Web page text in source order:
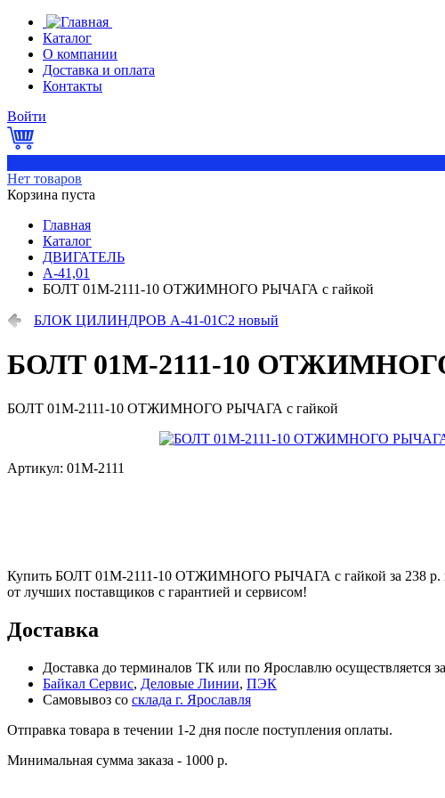
Каталог
О компании
Доставка и оплата
Контакты
Войти
Нет товаров
Корзина пуста
Главная
Каталог
ДВИГАТЕЛЬ
А-41,01
БОЛТ 01М-2111-10 ОТЖИМНОГО РЫЧАГА с гайкой
БЛОК ЦИЛИНДРОВ А-41-01С2 новый
БОЛТ 01М-2111-10
БОЛТ 01М-2111-10 ОТЖИМНОГО РЫЧАГА с гайкой
Артикул: 01М-2111
Купить БОЛТ 01М-2111-10 ОТЖИМНОГО РЫЧАГА с гайкой за 238 р.
от лучших поставщиков с гарантией и сервисом!
Доставка
Доставка до терминалов ТК или по Ярославлю осуществляется
Байкал Сервис, Деловые Линии, ПЭК
Самовывоз со склада г. Ярославля
Отправка товара в течении 1-2 дня после поступления оплаты.
Минимальная сумма заказа - 1000 р.